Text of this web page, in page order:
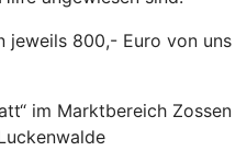
jeweils 800,- Euro von uns
im Marktbereich Zossen